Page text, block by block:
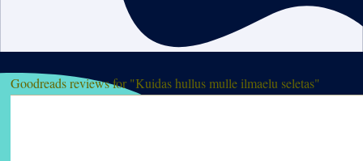
Goodreads reviews for "Kuidas hullus mulle ilmaelu seletas"